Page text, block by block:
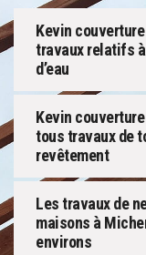
Kevin
travaux relatifs
d’eau
Kevin
tous travaux de
revêtement
Les travaux de
maisons à
environs